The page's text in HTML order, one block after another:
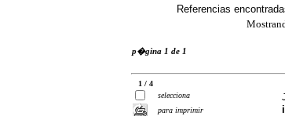
Referencias
p�gina 1 de 1
1 / 4
selecciona
para imprimir